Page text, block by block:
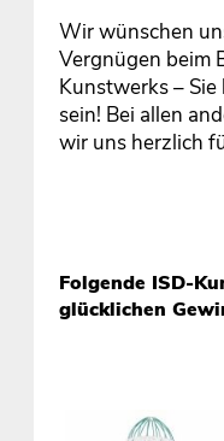
Wir wünschen
Vergnügen beim
Kunstwerks –
sein! Bei allen
wir uns herzlich
Folgende ISD-
glücklichen